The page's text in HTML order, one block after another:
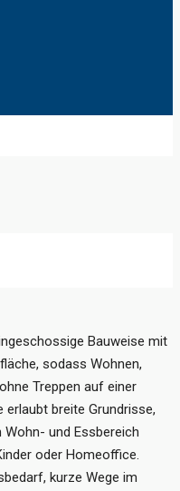
Bauweise mit
sodass Wohnen,
Treppen auf einer
erlaubt breite Grundrisse,
und Essbereich
oder Homeoffice.
kurze Wege im